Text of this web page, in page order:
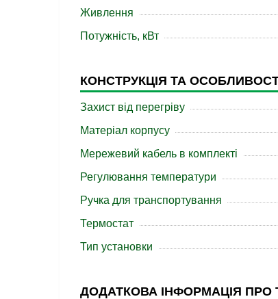
Живлення
Потужність, кВт
КОНСТРУКЦІЯ ТА
Захист від перегріву
Матеріал корпусу
Мережевий кабель в комплекті
Регулювання температури
Ручка для транспортування
Термостат
Тип установки
ДОДАТКОВА ІНФОРМАЦІЯ ПРО